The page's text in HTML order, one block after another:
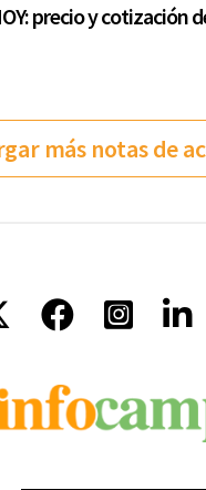
precio y cotización
más notas de